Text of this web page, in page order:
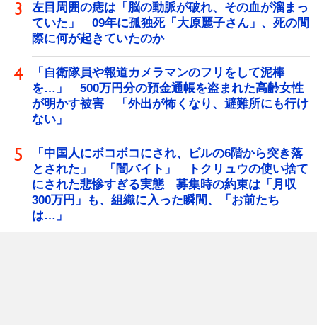
左目周囲の痣は「脳の動脈が破れ、その血が溜まっ
ていた」 09年に孤独死「大原麗子さん」、死の間
際に何が起きていたのか
「自衛隊員や報道カメラマンのフリをして泥棒
を…」 500万円分の預金通帳を盗まれた高齢女性
が明かす被害 「外出が怖くなり、避難所にも行け
ない」
「中国人にボコボコにされ、ビルの6階から突き落
とされた」 「闇バイト」 トクリュウの使い捨て
にされた悲惨すぎる実態 募集時の約束は「月収
300万円」も、組織に入った瞬間、「お前たち
は…」